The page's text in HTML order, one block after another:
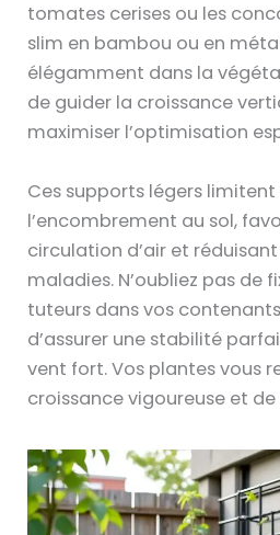
tomates cerises ou les
slim en bambou ou en
élégamment dans la
de guider la croissance
maximiser l’optimisation
Ces supports légers limitent
l’encombrement au sol,
circulation d’air et
maladies. N’oubliez pas de
tuteurs dans vos
d’assurer une stabilité
vent fort. Vos plantes vous
croissance vigoureuse et